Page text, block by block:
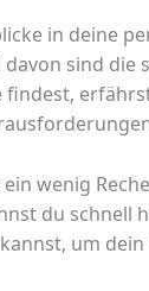
in deine
sind die
findest,
wenig
du schnell
um dein